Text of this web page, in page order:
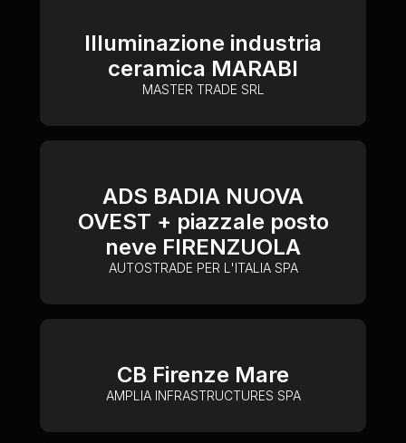
Illuminazione industria
ceramica MARABI
MASTER TRADE SRL
ADS BADIA NUOVA
OVEST + piazzale posto
neve FIRENZUOLA
AUTOSTRADE PER L'ITALIA SPA
CB Firenze Mare
AMPLIA INFRASTRUCTURES SPA